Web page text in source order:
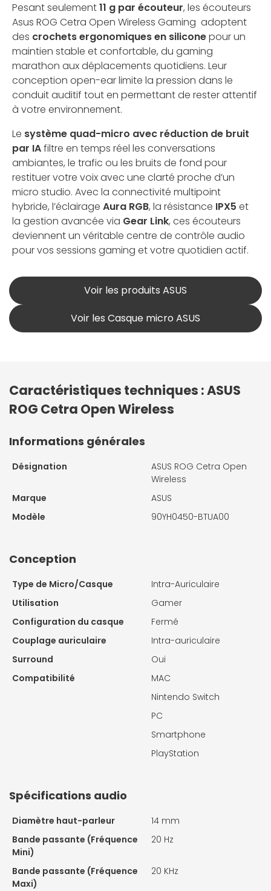
Pesant seulement11 g par écouteur, les écouteurs
Asus ROG Cetra Open Wireless Gaming adoptent
des crochets ergonomiques en siliconepour un
maintien stable et confortable, du gaming
marathon aux déplacements quotidiens. Leur
conception open-ear limite la pression dans le
conduit auditif tout en permettant de rester attentif
à votre environnement.
Le système quad-micro avec réduction de bruit
par IAfiltre en temps réel les conversations
ambiantes, le trafic ou les bruits de fond pour
restituer votre voix avec une clarté proche d’un
micro studio. Avec la connectivité multipoint
hybride, l’éclairage Aura RGB, la résistance IPX5 et
la gestion avancée via Gear Link, ces écouteurs
deviennent un véritable centre de contrôle audio
pour vos sessions gaming et votre quotidien actif.
Voir les produits ASUS
Voir les Casque micro ASUS
Caractéristiques techniques : ASUS
ROG Cetra Open Wireless
Informations générales
Désignation
ASUS ROG Cetra Open
Wireless
Marque
ASUS
Modèle
90YH0450-BTUA00
Conception
Type de Micro/Casque
Intra-Auriculaire
Utilisation
Gamer
Configuration du casque
Fermé
Couplage auriculaire
Intra-auriculaire
Surround
Oui
Compatibilité
MAC
Nintendo Switch
PC
Smartphone
PlayStation
Spécifications audio
Diamètre haut-parleur
14 mm
Bande passante (Fréquence
Mini)
20 Hz
Bande passante (Fréquence
Maxi)
20 KHz